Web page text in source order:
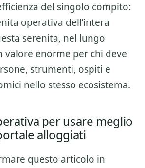
del singolo compito:
operativa dell’intera
serenita, nel lungo
valore enorme per chi deve
strumenti, ospiti e
nello stesso ecosistema.
per usare meglio
alloggiati
questo articolo in